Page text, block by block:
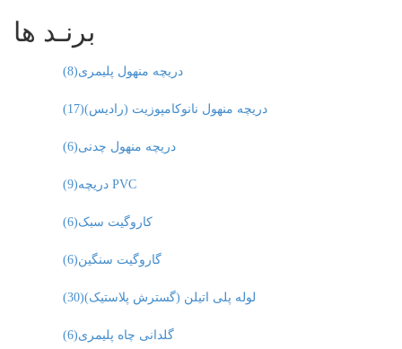
برنـد ها
(8)دریچه منهول پلیمری
(17)دریچه منهول نانوکامپوزیت (رادیس)
(6)دریچه منهول چدنی
(9) دریچه PVC
(6)کاروگیت سبک
(6)گاروگیت سنگین
(30)لوله پلی اتیلن (گسترش پلاستیک)
(6)گلدانی چاه پلیمری